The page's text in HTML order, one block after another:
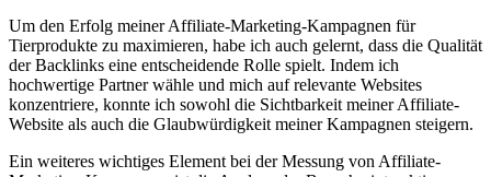
Um ​den Erfolg ⁢meiner⁢ Affiliate-Marketing-Kampagnen für
Tierprodukte​ zu‍ maximieren, habe ich auch⁤ gelernt, dass die Qualität
der‌ Backlinks eine ‌entscheidende Rolle spielt. Indem ich
hochwertige Partner wähle und mich‌ auf ​relevante Websites
konzentriere, konnte ich⁢ sowohl⁢ die‌ Sichtbarkeit ⁢meiner Affiliate-
Website ‍als auch die Glaubwürdigkeit ‍meiner⁤ Kampagnen ⁤steigern.
Ein weiteres wichtiges Element‌ bei der Messung ⁣von Affiliate-